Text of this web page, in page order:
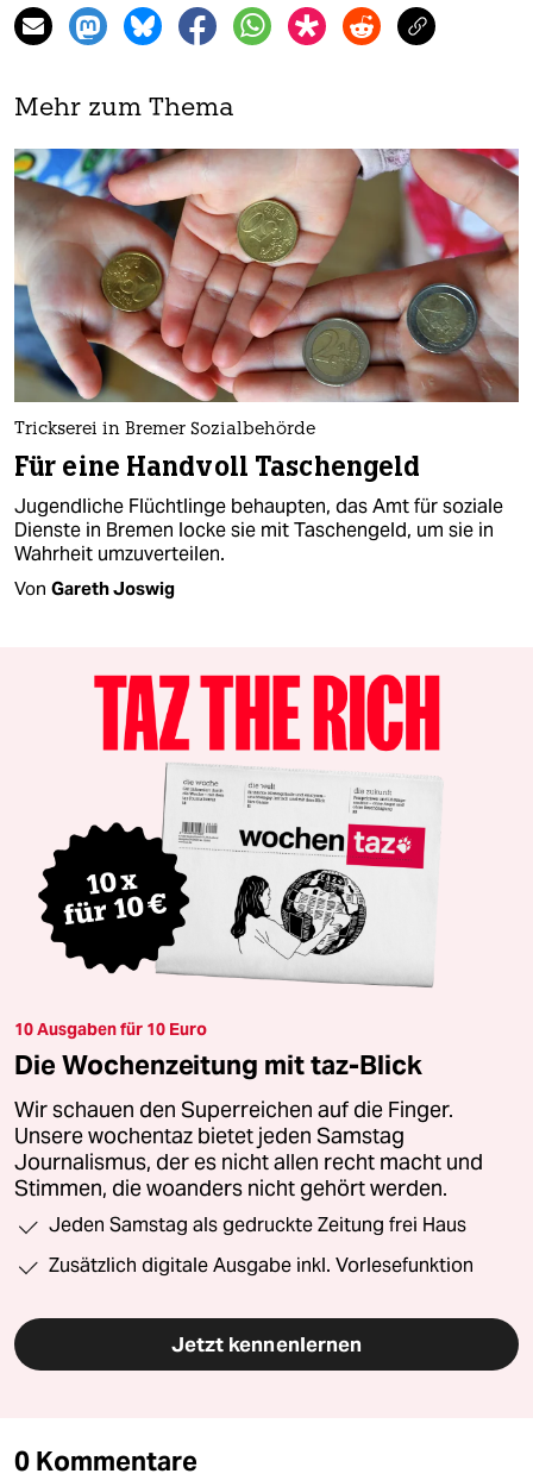
Mehr zum Thema
Trickserei in Bremer Sozialbehörde
Für eine Handvoll Taschengeld
Jugendliche Flüchtlinge behaupten, das Amt für soziale
Dienste in Bremen locke sie mit Taschengeld, um sie in
Wahrheit umzuverteilen.
Von Gareth Joswig
10 Ausgaben für 10 Euro
Die Wochenzeitung mit taz-Blick
Wir schauen den Superreichen auf die Finger.
Unsere wochentaz bietet jeden Samstag
Journalismus, der es nicht allen recht macht und
Stimmen, die woanders nicht gehört werden.
Jeden Samstag als gedruckte Zeitung frei Haus
Zusätzlich digitale Ausgabe inkl. Vorlesefunktion
Jetzt kennenlernen
0 Kommentare